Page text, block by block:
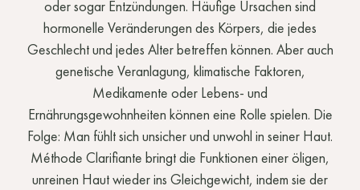
oder sogar Entzündungen. Häufige Ursachen sind
hormonelle Veränderungen des Körpers, die jedes
Geschlecht und jedes Alter betreffen können. Aber auch
genetische Veranlagung, klimatische Faktoren,
Medikamente oder Lebens- und
Ernährungsgewohnheiten können eine Rolle spielen. Die
Folge: Man fühlt sich unsicher und unwohl in seiner Haut.
Méthode Clarifiante bringt die Funktionen einer öligen,
unreinen Haut wieder ins Gleichgewicht, indem sie der